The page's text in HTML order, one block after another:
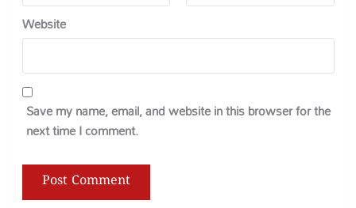
Website
Save my name, email, and website in this browser for the
next time I comment.